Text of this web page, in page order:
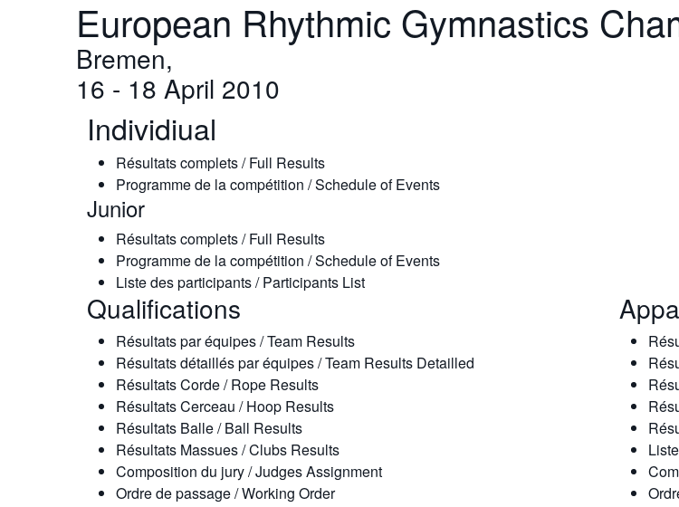
European Rhythmic Gymnastics
Bremen,
16 - 18 April 2010
Individiual
Résultats complets / Full Results
Programme de la compétition / Schedule of Events
Junior
Résultats complets / Full Results
Programme de la compétition / Schedule of Events
Liste des participants / Participants List
Qualifications
Résultats par équipes / Team Results
Résultats détaillés par équipes / Team Results Detailled
Résultats Corde / Rope Results
Résultats Cerceau / Hoop Results
Résultats Balle / Ball Results
Résultats Massues / Clubs Results
Composition du jury / Judges Assignment
Ordre de passage / Working Order